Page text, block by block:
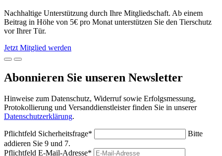
Nachhaltige Unterstützung durch Ihre Mitgliedschaft. Ab einem
Beitrag in Höhe von 5€ pro Monat unterstützen Sie den Tierschutz
vor Ihrer Tür.
Jetzt Mitglied werden
Abonnieren Sie unseren Newsletter
Hinweise zum Datenschutz, Widerruf sowie Erfolgsmessung,
Protokollierung und Versanddienstleister finden Sie in unserer
Datenschutzerklärung.
Pflichtfeld Sicherheitsfrage*
Bitte
addieren Sie 9 und 7.
Pflichtfeld E-Mail-Adresse*